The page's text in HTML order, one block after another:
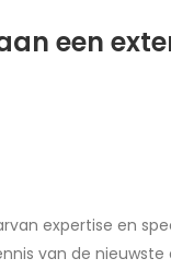
een
expertise en
van de